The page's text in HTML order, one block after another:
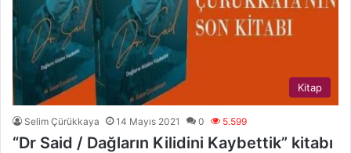
Kitap
Selim Çürükkaya 14 Mayıs 2021 0 5.599
“Dr Said / Dağların Kilidini Kaybettik” kitabı